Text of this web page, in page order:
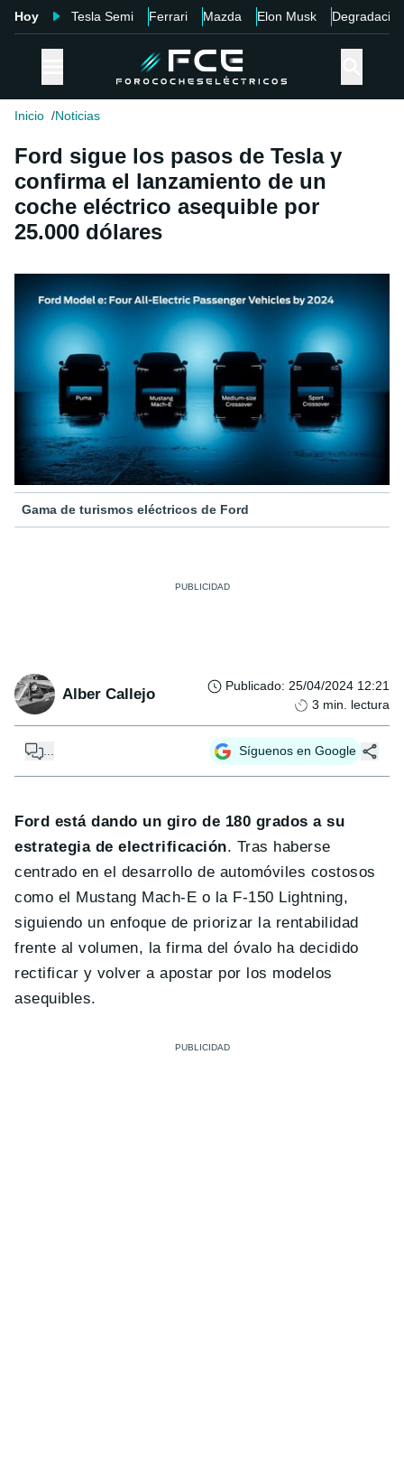
Hoy Tesla Semi Ferrari Mazda Elon Musk Degradación
Inicio Noticias
Ford sigue los pasos de Tesla y
confirma el lanzamiento de un
coche eléctrico asequible por
25.000 dólares
Gama de turismos eléctricos de Ford
Alber Callejo Publicado: 25/04/2024 12:21
3 min. lectura
... Síguenos en Google
Ford está dando un giro de 180 grados a su
estrategia de electrificación. Tras haberse
centrado en el desarrollo de automóviles costosos
como el Mustang Mach-E o la F-150 Lightning,
siguiendo un enfoque de priorizar la rentabilidad
frente al volumen, la firma del óvalo ha decidido
rectificar y volver a apostar por los modelos
asequibles.